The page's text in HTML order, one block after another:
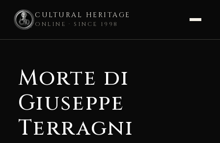
CULTURAL HERITAGE
ONLINE · SINCE 1998
contentMorte di
Giuseppe
Terragni